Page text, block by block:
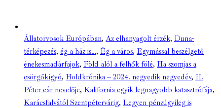
Állatorvosok Európában, Az elhanyagolt érzék, Duna-
térképezés, ég a ház is…, Ég a város, Egymással beszélgető
énekesmadárfajok, Föld alól a felhők fölé, Ha szomjas a
csörgőkígyó, Holdkrónika – 2024. negyedik negyedév, II.
Péter cár nevelője, Kalifornia egyik legnagyobb katasztrófája,
Karácsfalvától Szentpétervárig, Legyen pénzügyileg is